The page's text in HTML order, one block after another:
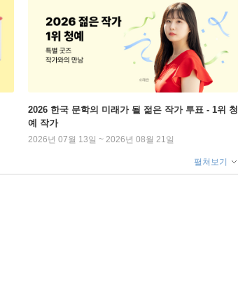
2026 한국 문학의 미래가 될 젊은 작가 투표 - 1위 청
예 작가
2026년 07월 13일 ~ 2026년 08월 21일
펼쳐보기